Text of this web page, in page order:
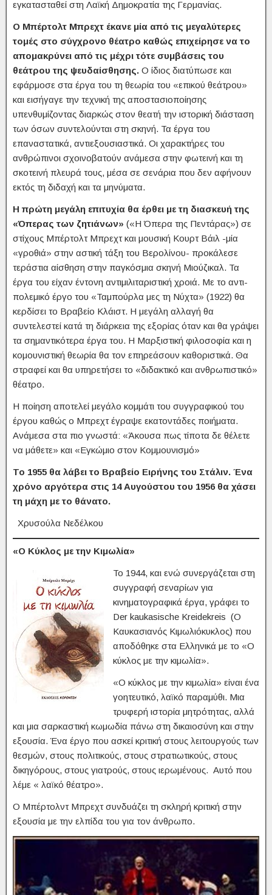
εγκατασταθεί στη Λαϊκή Δημοκρατία της Γερμανίας.
Ο Μπέρτολτ Μπρεχτ έκανε μία από τις μεγαλύτερες
τομές στο σύγχρονο θέατρο καθώς επιχείρησε να το
απομακρύνει από τις μέχρι τότε συμβάσεις του
θεάτρου της ψευδαίσθησης. Ο ίδιος διατύπωσε και
εφάρμοσε στα έργα του τη θεωρία του «επικού θεάτρου»
και εισήγαγε την τεχνική της αποστασιοποίησης
υπενθυμίζοντας διαρκώς στον θεατή την ιστορική διάσταση
των όσων συντελούνται στη σκηνή. Τα έργα του
επαναστατικά, αντιεξουσιαστικά. Οι χαρακτήρες του
ανθρώπινοι σχοινοβατούν ανάμεσα στην φωτεινή και τη
σκοτεινή πλευρά τους, μέσα σε σενάρια που δεν αφήνουν
εκτός τη διδαχή και τα μηνύματα.
Η πρώτη μεγάλη επιτυχία θα έρθει με τη διασκευή της
«Όπερας των ζητιάνων» («Η Όπερα της Πεντάρας») σε
στίχους Μπέρτολτ Μπρεχτ και μουσική Κουρτ Βάιλ -μία
«γροθιά» στην αστική τάξη του Βερολίνου- προκάλεσε
τεράστια αίσθηση στην παγκόσμια σκηνή Μιούζικαλ. Τα
έργα του είχαν έντονη αντιμιλιταριστική χροιά. Με το αντι-
πολεμικό έργο του «Ταμπούρλα μες τη Νύχτα» (1922) θα
κερδίσει το Βραβείο Κλάιστ. Η μεγάλη αλλαγή θα
συντελεστεί κατά τη διάρκεια της εξορίας όταν και θα γράψει
τα σημαντικότερα έργα του. Η Μαρξιστική φιλοσοφία και η
κομουνιστική θεωρία θα τον επηρεάσουν καθοριστικά. Θα
στραφεί και θα υπηρετήσει το «διδακτικό και ανθρωπιστικό»
θέατρο.
Η ποίηση αποτελεί μεγάλο κομμάτι του συγγραφικού του
έργου καθώς ο Μπρεχτ έγραψε εκατοντάδες ποιήματα.
Ανάμεσα στα πιο γνωστά: «Άκουσα πως τίποτα δε θέλετε
να μάθετε» και «Εγκώμιο στον Κομμουνισμό»
Το 1955 θα λάβει το Βραβείο Ειρήνης του Στάλιν. Ένα
χρόνο αργότερα στις 14 Αυγούστου του 1956 θα χάσει
τη μάχη με το θάνατο.
Χρυσούλα Νεδέλκου
«Ο Κύκλος με την Κιμωλία»
Το 1944, και ενώ συνεργάζεται στη
συγγραφή σεναρίων για
κινηματογραφικά έργα, γράφει το
Der kaukasische Kreidekreis (Ο
Καυκασιανός Κιμωλιόκυκλος) που
αποδόθηκε στα Ελληνικά με το «Ο
κύκλος με την κιμωλία».
«Ο κύκλος με την κιμωλία» είναι ένα
γοητευτικό, λαϊκό παραμύθι. Μια
τρυφερή ιστορία μητρότητας, αλλά
και μια σαρκαστική κωμωδία πάνω στη δικαιοσύνη και στην
εξουσία. Ένα έργο που ασκεί κριτική στους λειτουργούς των
θεσμών, στους πολιτικούς, στους στρατιωτικούς, στους
δικηγόρους, στους γιατρούς, στους ιερωμένους. Αυτό που
λέμε « λαϊκό θέατρο».
Ο Μπέρτολντ Μπρεχτ συνδυάζει τη σκληρή κριτική στην
εξουσία με την ελπίδα του για τον άνθρωπο.